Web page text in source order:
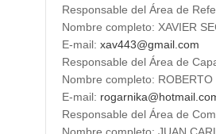
Responsable del Área de
Nombre completo: XAVIER
E-mail: xav443@gmail.com
Responsable del Área de
Nombre completo: ROBERTO
E-mail:
Responsable del Área de